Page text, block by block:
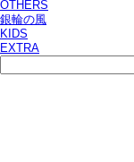
OTHERS
銀輪の風
KIDS
EXTRA